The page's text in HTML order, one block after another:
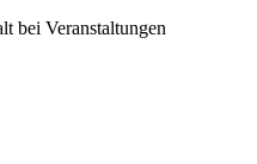
bei Veranstaltungen